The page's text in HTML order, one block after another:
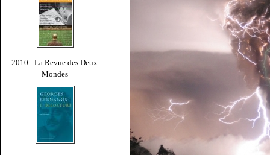
2010 - La Revue des Deux
Mondes